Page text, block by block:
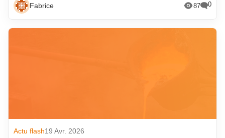
Fabrice 87 0
Actu flash19 Avr. 2026